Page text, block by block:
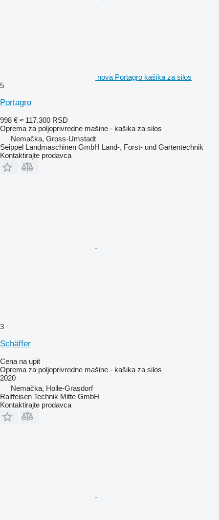
nova Portagro kašika za silos
5
Portagro
998 € ≈ 117.300 RSD
Oprema za poljoprivredne mašine - kašika za silos
Nemačka, Gross-Umstadt
Seippel Landmaschinen GmbH Land-, Forst- und Gartentechnik
Kontaktirajte prodavca
3
Schäffer
Cena na upit
Oprema za poljoprivredne mašine - kašika za silos
2020
Nemačka, Holle-Grasdorf
Raiffeisen Technik Mitte GmbH
Kontaktirajte prodavca